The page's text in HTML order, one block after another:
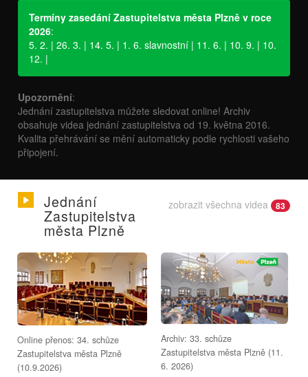
Termíny zasedání Zastupitelstva města Plzně v roce
2026:
5. 2. | 26. 3. | 14. 5. | 1. 6. slavnostní | 11. 6. | 10. 9. | 10.
12. |
Upozornění:
Jednání zastupitelstva můžete sledovat online! Archiv
obsahuje videa jednání zastupitelstva od 19. května 2016.
Kvalita přehrávání se mění automaticky podle rychlosti vašeho
připojení.
zobrazit všechna videa 83
Jednání
Zastupitelstva
města Plzně
Online přenos: 34. schůze
Zastupitelstva města Plzně
(10.9.2026)
Archiv: 33. schůze
Zastupitelstva města Plzně (11.
6. 2026)